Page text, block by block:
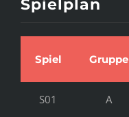
Spielplan
Spiel Gruppe
S01 A